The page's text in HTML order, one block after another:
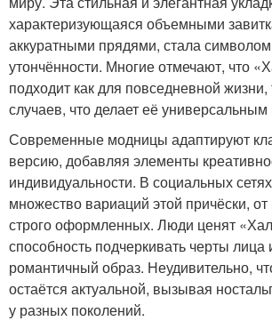
характеризующаяся объемными
аккуратными прядями, стала
утончённости. Многие отмечают, что
подходит как для повседневной
случаев, что делает её
Современные модницы адаптируют
версию, добавляя элементы
индивидуальности. В социальных
множество вариаций этой причёски,
строго оформленных. Люди ценят
способность подчеркивать черты лица
романтичный образ. Неудивительно,
остаётся актуальной, вызывая
у разных поколений.